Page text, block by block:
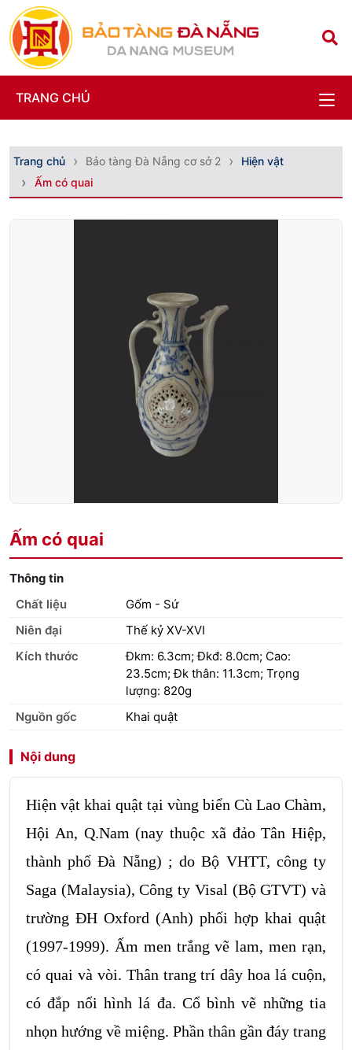
TRANG CHỦ
Trang chủ Bảo tàng Đà Nẵng cơ sở 2
Hiện vật
Ấm có quai
Ấm có quai
Thông tin
Chất liệu
Gốm - Sứ
Niên đại
Thế kỷ XV-XVI
Kích thước
Đkm: 6.3cm; Đkđ: 8.0cm; Cao:
23.5cm; Đk thân: 11.3cm; Trọng
lượng: 820g
Nguồn gốc
Khai quật
Nội dung
Hiện vật khai quật tại vùng biển Cù Lao Chàm,
Hội An, Q.Nam (nay thuộc xã đảo Tân Hiệp,
thành phố Đà Nẵng) ; do Bộ VHTT, công ty
Saga (Malaysia), Công ty Visal (Bộ GTVT) và
trường ĐH Oxford (Anh) phối hợp khai quật
(1997-1999). Ấm men trắng vẽ lam, men rạn,
có quai và vòi. Thân trang trí dây hoa lá cuộn,
có đắp nổi hình lá đa. Cổ bình vẽ những tia
nhọn hướng về miệng. Phần thân gần đáy trang